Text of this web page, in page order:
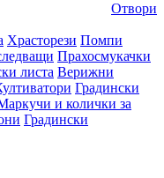
Отвори
Храсторези Помпи
Прахосмукачки
листа Верижни
Градински
и колички за
Градински